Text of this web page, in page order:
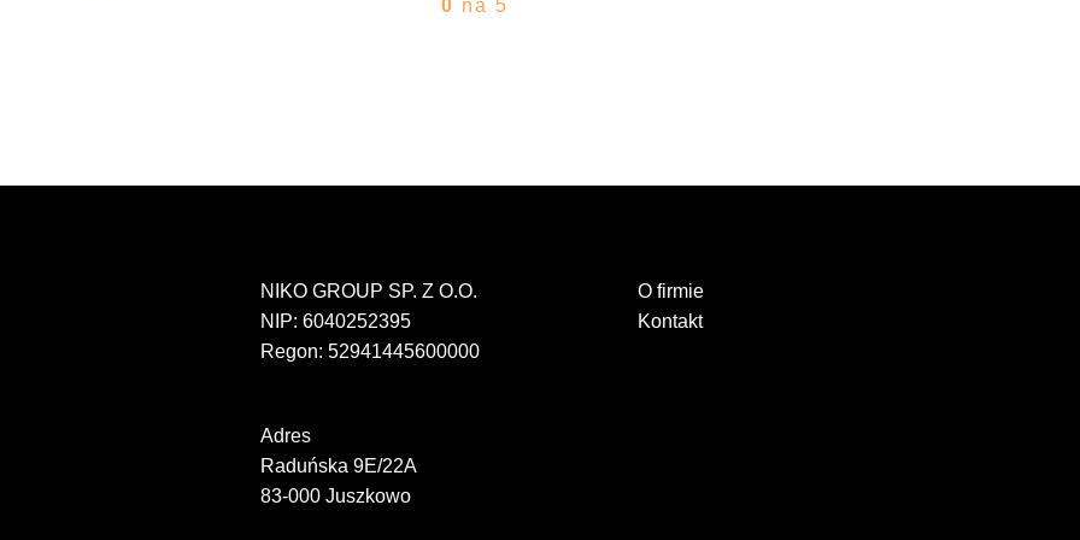
0 na 5
NIKO GROUP SP. Z O.O.
NIP: 6040252395
Regon: 52941445600000
Adres
Raduńska 9E/22A
83-000 Juszkowo
O firmie
Kontakt